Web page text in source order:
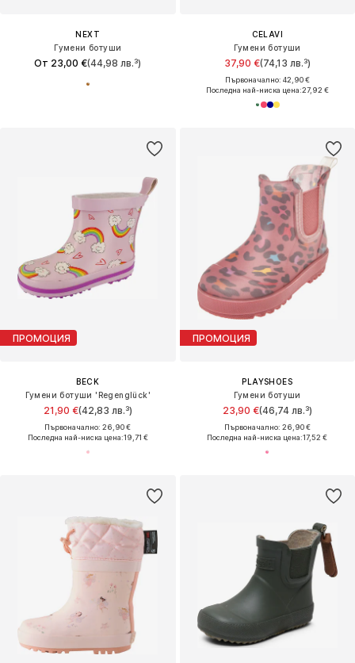
NEXT
Гумени ботуши
От 23,00 €(44,98 лв.³)
CELAVI
Гумени ботуши
37,90 €(74,13 лв.³)
Първоначално: 42,90 €
Последна най-ниска цена:27,92 €
ПРОМОЦИЯ
BECK
Гумени ботуши 'Regenglück'
21,90 €(42,83 лв.³)
Първоначално: 26,90 €
Последна най-ниска цена:19,71 €
ПРОМОЦИЯ
PLAYSHOES
Гумени ботуши
23,90 €(46,74 лв.³)
Първоначално: 26,90 €
Последна най-ниска цена:17,52 €